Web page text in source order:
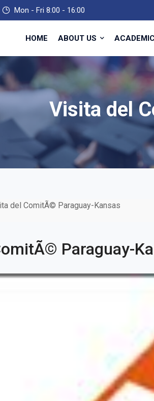
Mon - Fri 8:00 - 16:00
HOME ABOUT US
Visita del
del ComitÃ© Paraguay-Kansas
Paraguay-